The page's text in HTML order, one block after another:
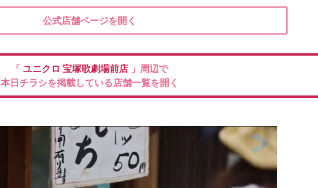
公式店舗ページを開く
「 ユニクロ 宝塚歌劇場前店 」周辺で
本日チラシを掲載している店舗一覧を開く